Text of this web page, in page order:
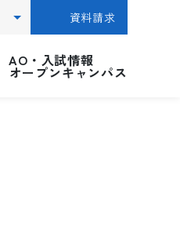
資料請求
AO・入試情報
オープンキャンパス